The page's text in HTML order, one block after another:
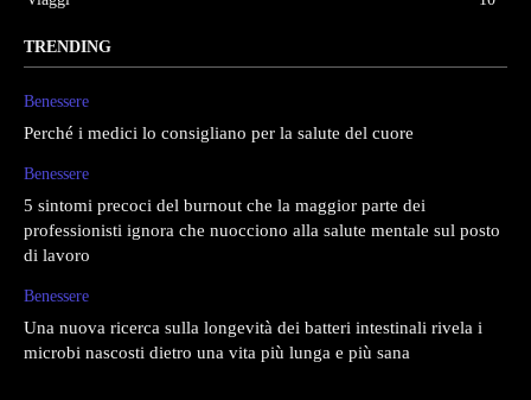
TRENDING
Benessere
Perché i medici lo consigliano per la salute del cuore
Benessere
5 sintomi precoci del burnout che la maggior parte dei
professionisti ignora che nuocciono alla salute mentale sul posto
di lavoro
Benessere
Una nuova ricerca sulla longevità dei batteri intestinali rivela i
microbi nascosti dietro una vita più lunga e più sana